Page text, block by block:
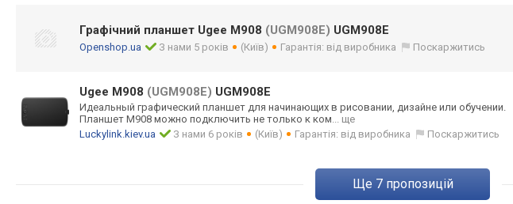
Графічний планшет Ugee M908 (UGM908E) UGM908E
Openshop.ua З нами 5 років (Київ) Гарантія: від виробника Поскаржитись
Ugee M908 (UGM908E) UGM908E
Идеальный графический планшет для начинающих в рисовании, дизайне или обучении.
Планшет M908 можно подключить не только к ком... ще
Luckylink.kiev.ua
З нами 6 років (Київ) Гарантія: від виробника Поскаржитись
ще 7пропозицій